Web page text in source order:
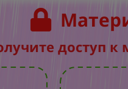
доступ